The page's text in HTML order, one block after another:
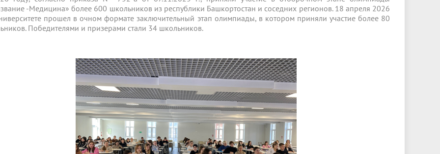
-Медицина» более 600 школьников из республики Башкортостан и соседних регионов. 18 апреля 2026
прошел в очном формате заключительный этап олимпиады, в котором приняли участие более 80
Победителями и призерами стали 34 школьников.